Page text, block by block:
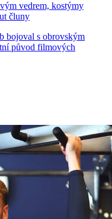
vedrem, kostýmy
čluny
bojoval s obrovským
původ filmových